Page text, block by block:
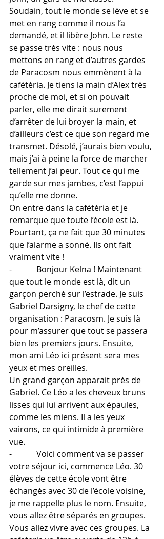
Soudain, tout le monde se lève et se
met en rang comme il nous l’a
demandé, et il libère John. Le reste
se passe très vite : nous nous
mettons en rang et d’autres gardes
de Paracosm nous emmènent à la
cafétéria. Je tiens la main d’Alex très
proche de moi, et si on pouvait
parler, elle me dirait surement
d’arrêter de lui broyer la main, et
d’ailleurs c’est ce que son regard me
transmet. Désolé, j’aurais bien voulu,
mais j’ai à peine la force de marcher
tellement j’ai peur. Tout ce qui me
garde sur mes jambes, c’est l’appui
qu’elle me donne.
On entre dans la cafétéria et je
remarque que toute l’école est là.
Pourtant, ça ne fait que 30 minutes
que l’alarme a sonné. Ils ont fait
vraiment vite !
-            Bonjour Kelna ! Maintenant
que tout le monde est là, dit un
garçon perché sur l’estrade. Je suis
Gabriel Darsigny, le chef de cette
organisation : Paracosm. Je suis là
pour m’assurer que tout se passera
bien les premiers jours. Ensuite,
mon ami Léo ici présent sera mes
yeux et mes oreilles.
Un grand garçon apparait près de
Gabriel. Ce Léo a les cheveux bruns
lisses qui lui arrivent aux épaules,
comme les miens. Il a les yeux
vairons, ce qui intimide à première
vue.
-            Voici comment va se passer
votre séjour ici, commence Léo. 30
élèves de cette école vont être
échangés avec 30 de l’école voisine,
je me rappelle plus le nom. Ensuite,
vous allez être séparés en groupes.
Vous allez vivre avec ces groupes. La